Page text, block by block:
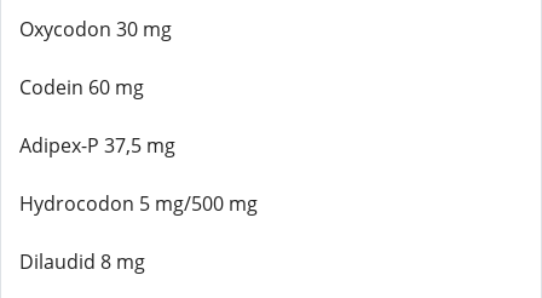
Oxycodon 30 mg
Codein 60 mg
Adipex-P 37,5 mg
Hydrocodon 5 mg/500 mg
Dilaudid 8 mg